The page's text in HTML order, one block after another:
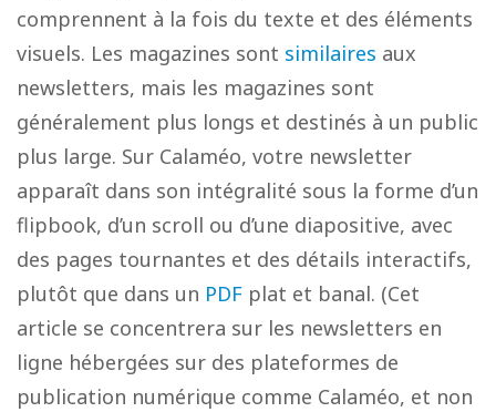
comprennent à la fois du texte et des éléments
visuels. Les magazines sont similaires aux
newsletters, mais les magazines sont
généralement plus longs et destinés à un public
plus large. Sur Calaméo, votre newsletter
apparaît dans son intégralité sous la forme d’un
flipbook, d’un scroll ou d’une diapositive, avec
des pages tournantes et des détails interactifs,
plutôt que dans un PDF plat et banal. (Cet
article se concentrera sur les newsletters en
ligne hébergées sur des plateformes de
publication numérique comme Calaméo, et non